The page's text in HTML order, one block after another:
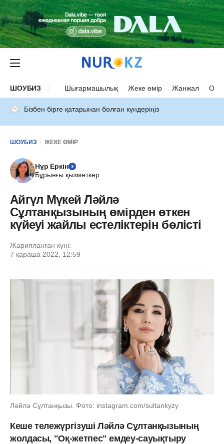
ШОУБИЗ Шығармашылық Жеке өмір Жанжал
Бізбен бірге қатарынан болған күндеріңіз
ШОУБИЗ ЖЕКЕ ӨМІР
Нұр Еркін
Бұрынғы қызметкер
Айгүл Мүкей Ләйлә
Сұлтанқызының өмірден өткен
күйеуі жайлы естеліктерін бөлісті
Жарияланған күні:
7 қараша 2022, 12:59
Ләйлә Сұлтанқызы. Фото: instagram.com/sultankyzy
Кеше тележүргізуші Ләйлә Сұлтанқызының
жолдасы, "Оқ-жетпес" емдеу-сауықтыру